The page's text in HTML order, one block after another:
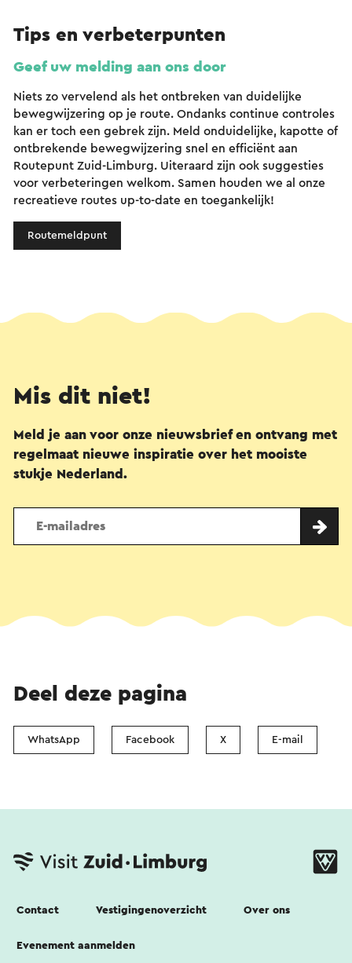
Tips en verbeterpunten
Geef uw melding aan ons door
Niets zo vervelend als het ontbreken van duidelijke
bewegwijzering op je route. Ondanks continue controles
kan er toch een gebrek zijn. Meld onduidelijke, kapotte of
ontbrekende bewegwijzering snel en efficiënt aan
Routepunt Zuid-Limburg. Uiteraard zijn ook suggesties
voor verbeteringen welkom. Samen houden we al onze
recreatieve routes up-to-date en toegankelijk!
Routemeldpunt
Mis dit niet!
Meld je aan voor onze nieuwsbrief en ontvang met
regelmaat nieuwe inspiratie over het mooiste
stukje Nederland.
Deel deze pagina
WhatsApp Facebook X E-mail
Contact Vestigingenoverzicht Over ons
Evenement aanmelden